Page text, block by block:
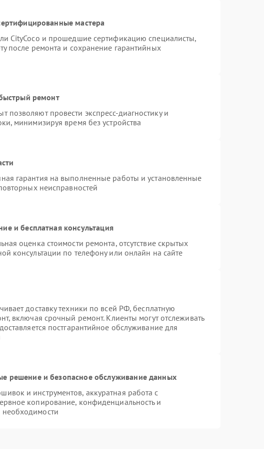
мастера
CityCoco и прошедшие сертификацию специалисты,
после ремонта и сохранение гарантийных
ремонт
позволяют провести экспресс-диагностику и
минимизируя время без устройства
гарантия на выполненные работы и установленные
неисправностей
и бесплатная консультация
оценка стоимости ремонта, отсутствие скрытых
консультации по телефону или онлайн на сайте
доставку техники по всей РФ, бесплатную
включая срочный ремонт. Клиенты могут отслеживать
постгарантийное обслуживание для
решение и безопасное обслуживание данных
и инструментов, аккуратная работа с
копирование, конфиденциальность и